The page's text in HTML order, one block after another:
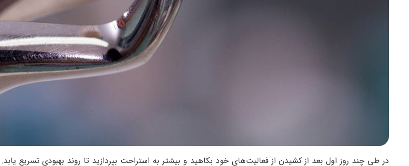
در طی چند روز اول بعد از کشیدن از فعالیت‌های خود بکاهید و بیشتر به استراحت بپردازید تا روند بهبودی تسریع